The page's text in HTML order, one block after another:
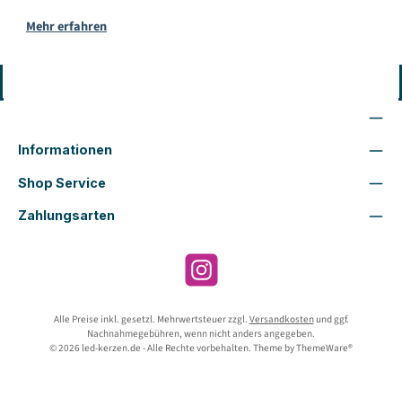
Mehr erfahren
Informationen
Shop Service
Zahlungsarten
Instagram
Alle Preise inkl. gesetzl. Mehrwertsteuer zzgl. Versandkostenund ggf.
Nachnahmegebühren, wenn nicht anders angegeben.
© 2026 led-kerzen.de - Alle Rechte vorbehalten. Theme byThemeWare®